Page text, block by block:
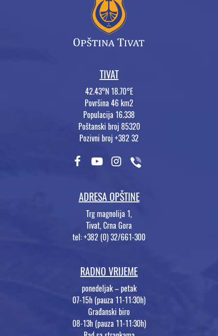
TIVAT
42.43°N 18.70°E
Površina 46 km2
Populacija 16.338
Poštanski broj 85320
Pozivni broj +382 32
ADRESA OPŠTINE
Trg magnolija 1,
Tivat, Crna Gora
tel: +382 (0) 32/661-300
RADNO VRIJEME
ponedeljak – petak
07-15h (pauza 11-11:30h)
Građanski biro
08-13h (pauza 11-11:30h)